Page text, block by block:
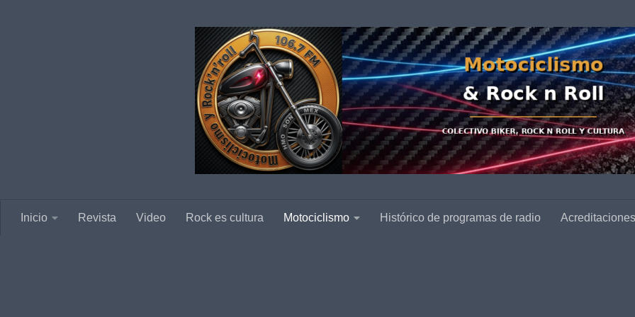
Inicio Revista Video Rock es cultura Motociclismo Histórico de programas de radio Acreditaciones